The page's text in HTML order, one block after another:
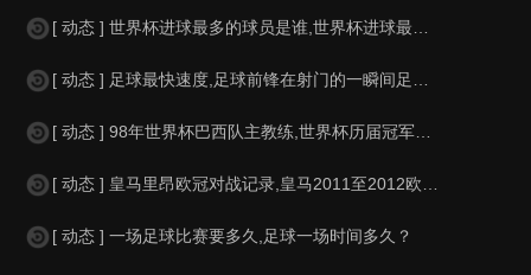
[ 动态 ] 世界杯进球最多的球员是谁,世界杯进球最多的球员是谁？
[ 动态 ] 足球最快速度,足球前锋在射门的一瞬间足球的速度有多快？？
[ 动态 ] 98年世界杯巴西队主教练,世界杯历届冠军球队教练
[ 动态 ] 皇马里昂欧冠对战记录,皇马2011至2012欧冠赛程&nbs
[ 动态 ] 一场足球比赛要多久,足球一场时间多久？